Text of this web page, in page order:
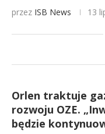
przez ISB News 13
Orlen traktuje
rozwoju OZE.
będzie